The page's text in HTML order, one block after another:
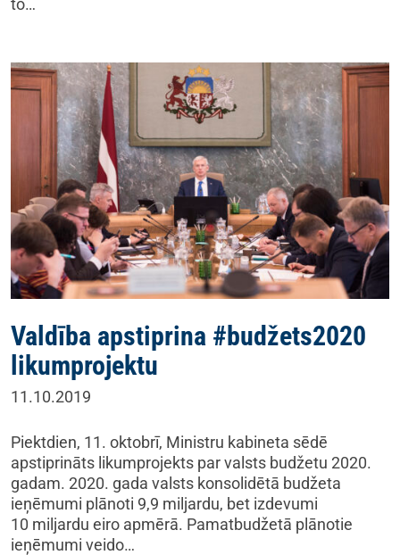
to…
Valdība apstiprina #budžets2020
likumprojektu
11.10.2019
Piektdien, 11. oktobrī, Ministru kabineta sēdē
apstiprināts likumprojekts par valsts budžetu 2020.
gadam. 2020. gada valsts konsolidētā budžeta
ieņēmumi plānoti 9,9 miljardu, bet izdevumi
10 miljardu eiro apmērā. Pamatbudžetā plānotie
ieņēmumi veido…